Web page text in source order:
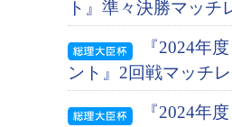
ト』準々決勝マッチ
『2024年
ント』2回戦マッチ
『2024年